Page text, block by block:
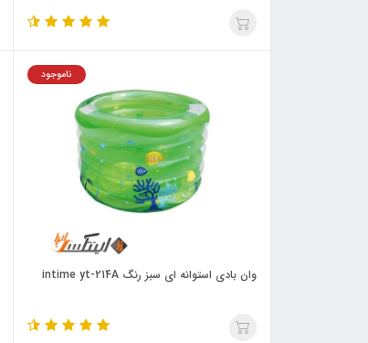
ناموجود
وان بادی استوانه ای سبز رنگ intime yt-214A